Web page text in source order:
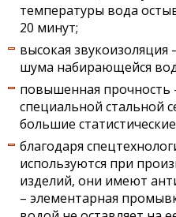
температуры вода
20 минут;
высокая
шума набирающейся
повышенная
специальной стальной
большие
благодаря
используются при
изделий, они имеют
– элементарная